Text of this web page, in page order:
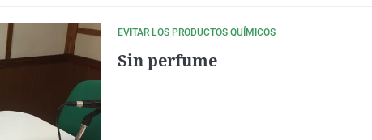
EVITAR LOS PRODUCTOS QUÍMICOS
Sin perfume